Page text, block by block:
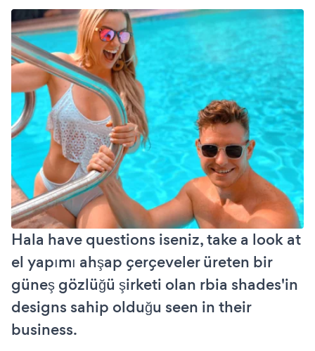
Hala have questions iseniz, take a look at
el yapımı ahşap çerçeveler üreten bir
güneş gözlüğü şirketi olan rbia shades'in
designs sahip olduğu seen in their
business.